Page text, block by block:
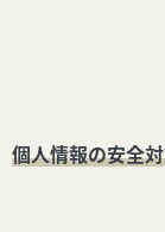
個人情報の安全